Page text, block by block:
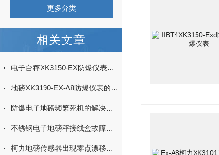
更多分类
相关文章
电子台秤XK3150-EX防爆仪表的标定方法
地磅XK3190-EX-A8防爆仪表的标定方法
防爆电子地磅频繁死机的解决方法
不锈钢电子地磅秤接线盒故障维修
柯力地磅传感器出现零点漂移的故障解析